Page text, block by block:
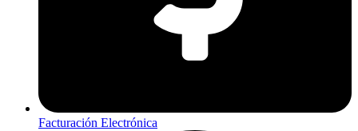
Facturación Electrónica